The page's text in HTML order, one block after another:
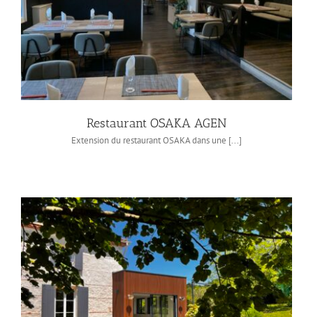
Restaurant OSAKA AGEN
Extension du restaurant OSAKA dans une [...]